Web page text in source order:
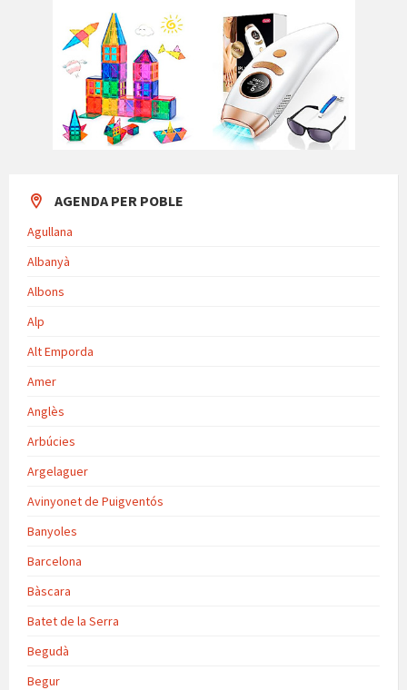
AGENDA PER POBLE
Agullana
Albanyà
Albons
Alp
Alt Emporda
Amer
Anglès
Arbúcies
Argelaguer
Avinyonet de Puigventós
Banyoles
Barcelona
Bàscara
Batet de la Serra
Begudà
Begur